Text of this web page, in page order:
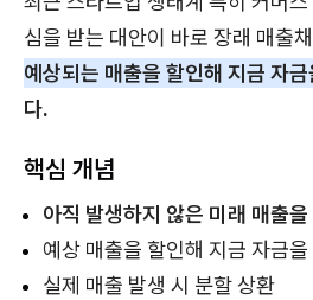
심을 받는 대안이 바로 장래 매출
예상되는 매출을 할인해 지금 자
다.
핵심 개념
아직 발생하지 않은 미래 매출
예상 매출을 할인해 지금 자금
실제 매출 발생 시 분할 상환